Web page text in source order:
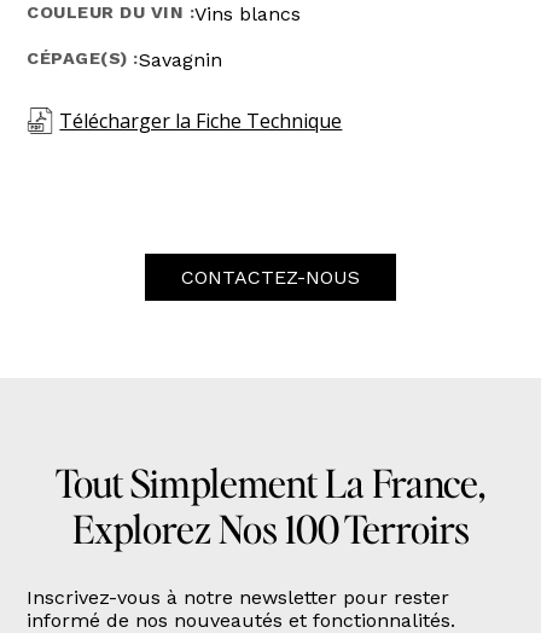
COULEUR DU VIN :Vins blancs
CÉPAGE(S) :Savagnin
Télécharger la Fiche Technique
CONTACTEZ-NOUS
Tout Simplement La France,
Explorez Nos 100 Terroirs
Inscrivez-vous à notre newsletter pour rester
informé de nos nouveautés et fonctionnalités.